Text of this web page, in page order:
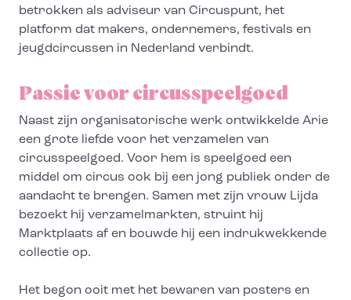
betrokken als adviseur van Circuspunt, het
platform dat makers, ondernemers, festivals en
jeugdcircussen in Nederland verbindt.
Passie voor circusspeelgoed
Naast zijn organisatorische werk ontwikkelde Arie
een grote liefde voor het verzamelen van
circusspeelgoed. Voor hem is speelgoed een
middel om circus ook bij een jong publiek onder de
aandacht te brengen. Samen met zijn vrouw Lijda
bezoekt hij verzamelmarkten, struint hij
Marktplaats af en bouwde hij een indrukwekkende
collectie op.
Het begon ooit met het bewaren van posters en